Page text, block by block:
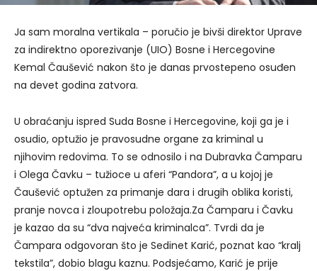
Ja sam moralna vertikala – poručio je bivši direktor Uprave
za indirektno oporezivanje (UIO) Bosne i Hercegovine
Kemal Čaušević nakon što je danas prvostepeno osuđen
na devet godina zatvora.
U obraćanju ispred Suda Bosne i Hercegovine, koji ga je i
osudio, optužio je pravosudne organe za kriminal u
njihovim redovima. To se odnosilo i na Dubravka Čamparu
i Olega Čavku – tužioce u aferi “Pandora”, a u kojoj je
Čaušević optužen za primanje dara i drugih oblika koristi,
pranje novca i zloupotrebu položaja.Za Čamparu i Čavku
je kazao da su “dva najveća kriminalca”. Tvrdi da je
Čampara odgovoran što je Sedinet Karić, poznat kao “kralj
tekstila”, dobio blagu kaznu. Podsjećamo, Karić je prije